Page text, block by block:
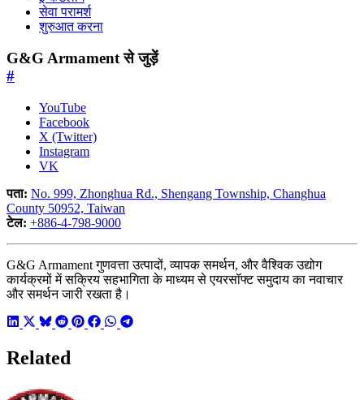
सेवा परामर्श
शुरुआत करना
G&G Armament से जुड़ें
#
YouTube
Facebook
X (Twitter)
Instagram
VK
पता: No. 999, Zhonghua Rd., Shengang Township, Changhua
County 50952, Taiwan
टेल: +886-4-798-9000
G&G Armament गुणवत्ता उत्पादों, व्यापक समर्थन, और वैश्विक उद्योग
कार्यक्रमों में सक्रिय सहभागिता के माध्यम से एयरसॉफ्ट समुदाय का नवाचार
और समर्थन जारी रखता है।
Related